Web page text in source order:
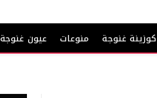
كوزينة غنوجة منوعات عيون غنوجة